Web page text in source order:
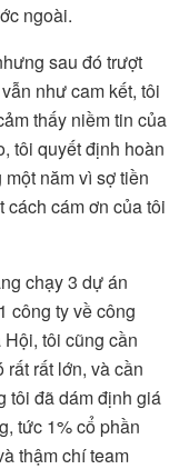
ngoài.
sau đó trượt
như cam kết, tôi
thấy niềm tin của
tôi quyết định hoàn
năm vì sợ tiền
cách cám ơn của tôi
chạy 3 dự án
công ty về công
tôi cũng cần
rất lớn, và cần
tôi đã dám định giá
tức 1% cổ phần
thậm chí team